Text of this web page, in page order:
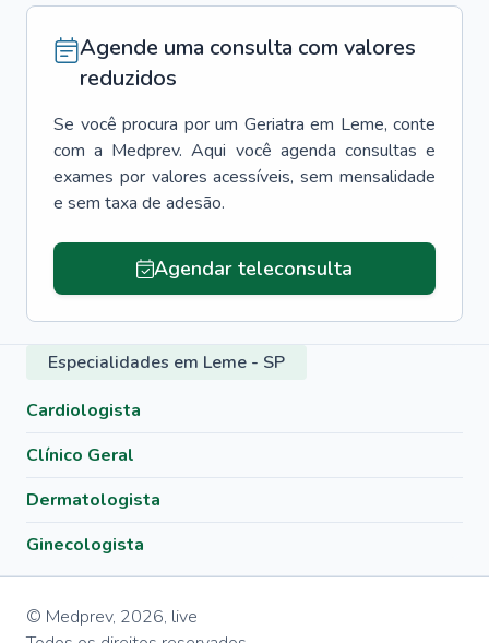
Agende uma consulta com valores
reduzidos
Se você procura por um Geriatra em Leme, conte
com a Medprev. Aqui você agenda consultas e
exames por valores acessíveis, sem mensalidade
e sem taxa de adesão.
Agendar teleconsulta
Especialidades em Leme - SP
Cardiologista
Clínico Geral
Dermatologista
Ginecologista
© Medprev, 2026, live